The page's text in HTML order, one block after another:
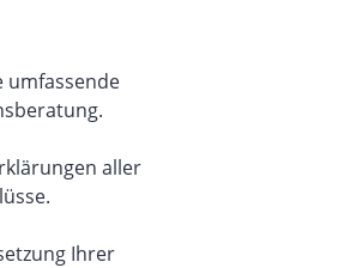
umfassende
aller
Ihrer